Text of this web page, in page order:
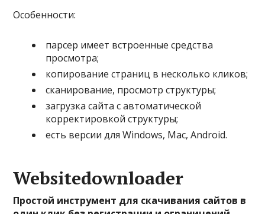
Особенности:
парсер имеет встроенные средства
просмотра;
копирование страниц в несколько кликов;
сканирование, просмотр структуры;
загрузка сайта с автоматической
корректировкой структуры;
есть версии для Windows, Mac, Android.
Websitedownloader
Простой инструмент для скачивания сайтов в